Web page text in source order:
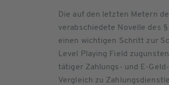
Die auf den letzten Metern
verabschiedete Novelle des §
einen wichtigen Schritt zur
Level Playing Field
tätiger Zahlungs- und E-
Vergleich zu